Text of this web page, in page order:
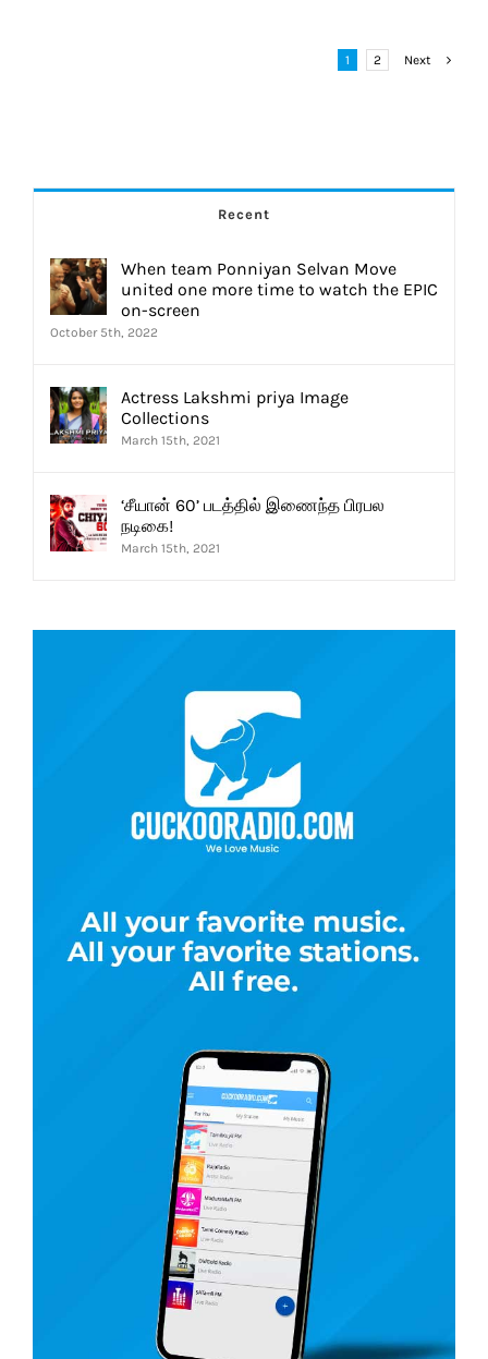
1 2 Next
Recent
When team Ponniyan Selvan Move
united one more time to watch the EPIC
on-screen
October 5th, 2022
Actress Lakshmi priya Image
Collections
March 15th, 2021
‘சீயான் 60’ படத்தில் இணைந்த பிரபல
நடிகை!
March 15th, 2021